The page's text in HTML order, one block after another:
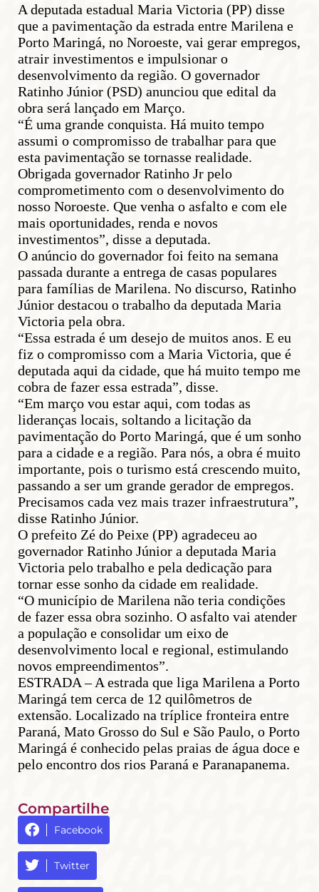
A deputada estadual Maria Victoria (PP) disse
que a pavimentação da estrada entre Marilena e
Porto Maringá, no Noroeste, vai gerar empregos,
atrair investimentos e impulsionar o
desenvolvimento da região. O governador
Ratinho Júnior (PSD) anunciou que edital da
obra será lançado em Março.
“É uma grande conquista. Há muito tempo
assumi o compromisso de trabalhar para que
esta pavimentação se tornasse realidade.
Obrigada governador Ratinho Jr pelo
comprometimento com o desenvolvimento do
nosso Noroeste. Que venha o asfalto e com ele
mais oportunidades, renda e novos
investimentos”, disse a deputada.
O anúncio do governador foi feito na semana
passada durante a entrega de casas populares
para famílias de Marilena. No discurso, Ratinho
Júnior destacou o trabalho da deputada Maria
Victoria pela obra.
“Essa estrada é um desejo de muitos anos. E eu
fiz o compromisso com a Maria Victoria, que é
deputada aqui da cidade, que há muito tempo me
cobra de fazer essa estrada”, disse.
“Em março vou estar aqui, com todas as
lideranças locais, soltando a licitação da
pavimentação do Porto Maringá, que é um sonho
para a cidade e a região. Para nós, a obra é muito
importante, pois o turismo está crescendo muito,
passando a ser um grande gerador de empregos.
Precisamos cada vez mais trazer infraestrutura”,
disse Ratinho Júnior.
O prefeito Zé do Peixe (PP) agradeceu ao
governador Ratinho Júnior a deputada Maria
Victoria pelo trabalho e pela dedicação para
tornar esse sonho da cidade em realidade.
“O município de Marilena não teria condições
de fazer essa obra sozinho. O asfalto vai atender
a população e consolidar um eixo de
desenvolvimento local e regional, estimulando
novos empreendimentos”.
ESTRADA – A estrada que liga Marilena a Porto
Maringá tem cerca de 12 quilômetros de
extensão. Localizado na tríplice fronteira entre
Paraná, Mato Grosso do Sul e São Paulo, o Porto
Maringá é conhecido pelas praias de água doce e
pelo encontro dos rios Paraná e Paranapanema.
Compartilhe
Facebook
Twitter